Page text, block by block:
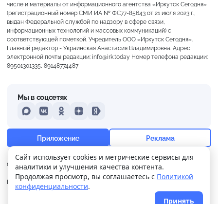
+24° Ощущается как +24
12 м/с 757 мм 60%
числе и материалы от информационного агентства «Иркутск Сегодня»
(регистрационный номер СМИ ИА № ФС77-85643 от 21 июля 2023 г.,
выдан Федеральной службой по надзору в сфере связи,
информационных технологий и массовых коммуникаций) с
соответствующей пометкой. Учредитель ООО «Иркутск Сегодня».
Главный редактор - Украинская Анастасия Владимировна. Адрес
электронной почты редакции: info@irk.today Номер телефона редакции:
89501301335, 89148774487
О нас Контакты Прислать новость
Реклама
Политика
конфиденциальности
Мы в соцсетях
MAXVKontakteOdnoklassniki
DzenYandex
Приложение Реклама
Сайт использует cookies и метрические сервисы для
аналитики и улучшения качества контента.
Продолжая просмотр, вы соглашаетесь с Политикой
конфиденциальности.
Принять